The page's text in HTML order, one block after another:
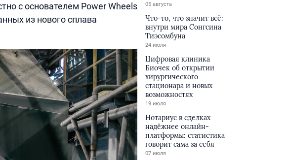
с основателем Power Wheels
из нового сплава
05 августа
Что-то, что значит всё:
внутри мира Сонгсина
Тиэсомбуна
24 июля
Цифровая клиника
Биочек об открытии
хирургического
стационара и новых
возможностях
19 июля
Нотариус в сделках
надёжнее онлайн-
платформы: статистика
говорит сама за себя
07 июля